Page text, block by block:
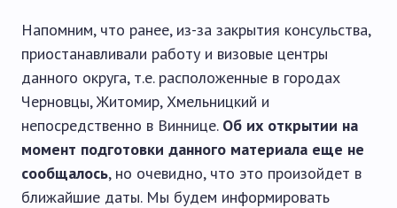
Напомним, что ранее, из-за закрытия консульства,
приостанавливали работу и визовые центры
данного округа, т.е. расположенные в городах
Черновцы, Житомир, Хмельницкий и
непосредственно в Виннице. Об их открытии на
момент подготовки данного материала еще не
сообщалось, но очевидно, что это произойдет в
ближайшие даты. Мы будем информировать